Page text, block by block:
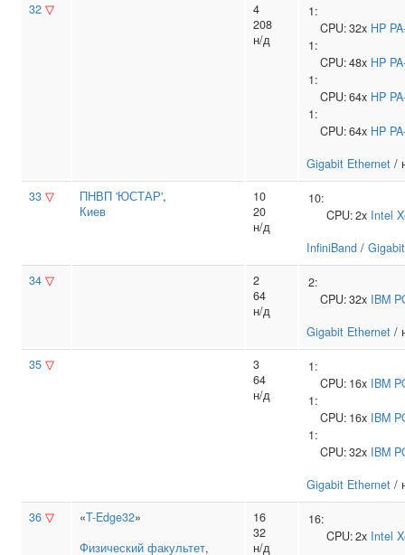
32 ▽
4
208
н/д
1:
CPU:32x HP
1:
CPU:48x HP
1:
CPU:64x HP
1:
CPU:64x HP
Gigabit Ethernet /
33 ▽ ПНВП 'ЮСТАР',
Киев
10
20
н/д
10:
CPU:2x Intel
InfiniBand /
34 ▽
2
64
н/д
2:
CPU:32x IBM
Gigabit Ethernet /
35 ▽
3
64
н/д
1:
CPU: 16x IBM
1:
CPU: 16x IBM
1:
CPU:32x IBM
Gigabit Ethernet /
36 ▽ «T-Edge32»
Физический факультет,
16
32
н/д
16:
CPU:2x Intel